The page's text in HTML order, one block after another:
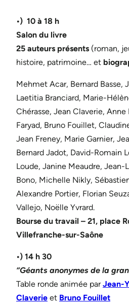
•) 10 à 18 h
Salon du livre
25 auteurs présents (roman,
histoire, patrimoine… et
Mehmet Acar, Bernard Basse,
Laetitia Branciard, Marie-
Chérasse, Jean Claverie, Anne
Faryad, Bruno Fouillet,
Jean Freney, Marie Garnier,
Bernard Jadot, David-Romain
Loude, Janine Meaudre, Jean-
Bono, Michelle Nikly,
Alexandre Portier, Florian
Vallejo, Noëlle Yvrard.
Bourse du travail – 21, place
Villefranche-sur-Saône
•) 14 h 30
“Géants anonymes de la
Table ronde animée parJean-
Claverie et Bruno Fouillet